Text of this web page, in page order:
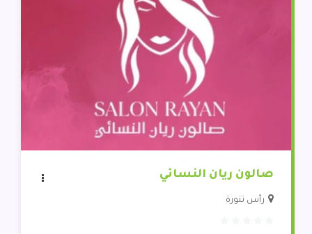
صالون ريان النسائي
رأس تنورة